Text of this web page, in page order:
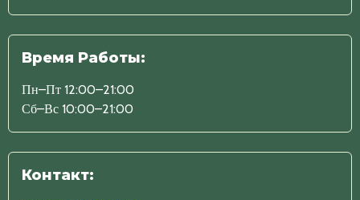
Время Работы:
Пн–Пт 12:00–21:00
Сб–Вс 10:00–21:00
Контакт: